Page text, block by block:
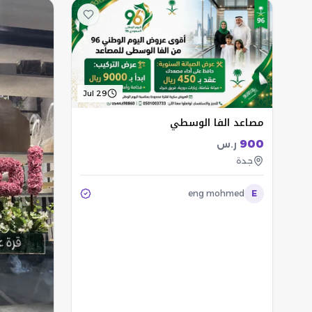
Jul 29
مصاعد الفا الوسطي
900 ر.س
جدة
E
eng mohmed